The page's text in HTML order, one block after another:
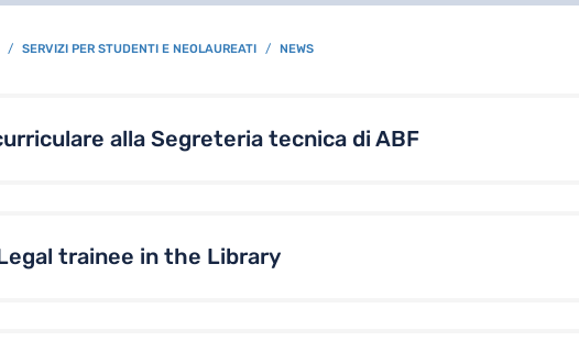
SERVIZI PER STUDENTI E NEOLAUREATI NEWS
alla Segreteria tecnica di ABF
trainee in the Library